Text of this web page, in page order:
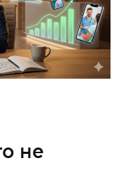
не